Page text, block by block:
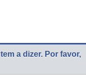
a dizer. Por favor,